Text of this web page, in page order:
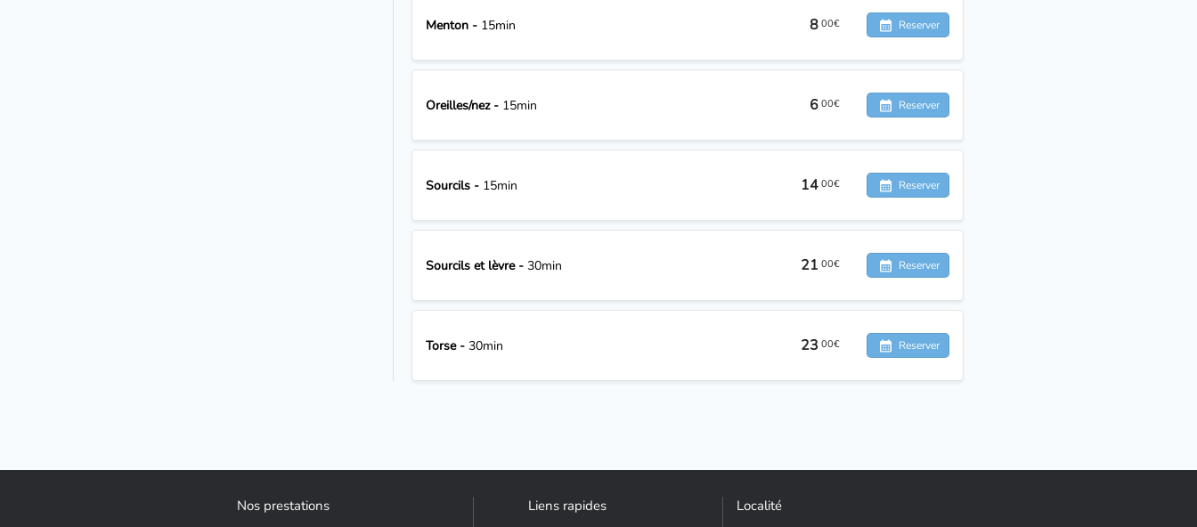
Menton - 15min 8 00€ Reserver
Oreilles/nez - 15min 6 00€ Reserver
Sourcils - 15min 14 00€ Reserver
Sourcils et lèvre - 30min 21 00€ Reserver
Torse - 30min 23 00€ Reserver
Nos prestations Liens rapides Localité